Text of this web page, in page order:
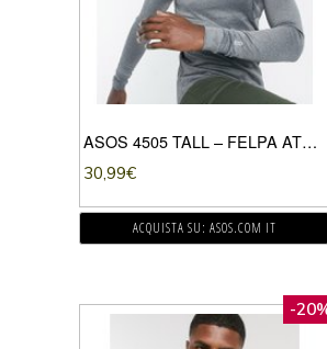
ASOS 4505 TALL – FELPA ATTILLATA DA ALLENAMENTO IN TESSUTO QUICK DRY GRIGIO MÉLANGE
30,99€
ACQUISTA SU: ASOS.COM IT
-